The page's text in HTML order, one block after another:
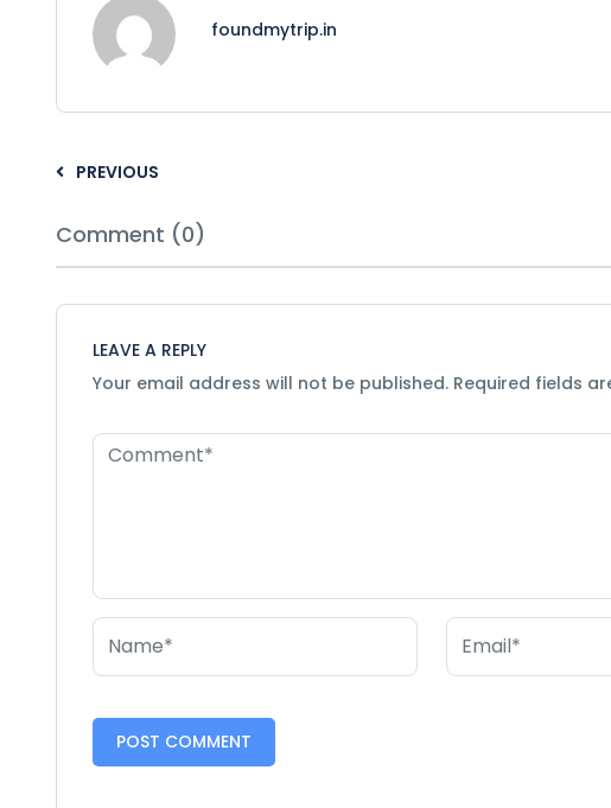
foundmytrip.in
PREVIOUS
Comment (0)
LEAVE A REPLY
Your email address will not be published. Required fields